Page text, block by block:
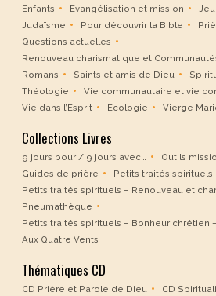
Enfants
Evangélisation et mission
Judaïsme
Pour découvrir la Bible
Questions actuelles
Renouveau charismatique et
Romans
Saints et amis de Dieu
Théologie
Vie communautaire et vie
Vie dans l’Esprit
Ecologie Vierge
Collections Livres
9 jours pour / 9 jours avec…
Outils
Guides de prière
Petits traités spirituels
Petits traités spirituels – Renouveau et
Pneumathèque
Petits traités spirituels – Bonheur chrétien
Aux Quatre Vents
Thématiques CD
CD Prière et Parole de Dieu
CD